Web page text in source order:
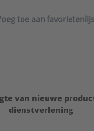
toe aan
van nieuwe
dienstverlening